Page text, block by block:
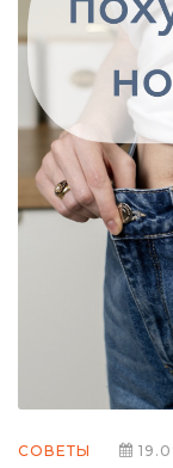
СОВЕТЫ